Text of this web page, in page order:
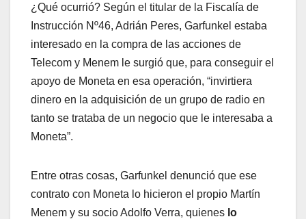
¿Qué ocurrió? Según el titular de la Fiscalía de
Instrucción Nº46, Adrián Peres, Garfunkel estaba
interesado en la compra de las acciones de
Telecom y Menem le surgió que, para conseguir el
apoyo de Moneta en esa operación, “invirtiera
dinero en la adquisición de un grupo de radio en
tanto se trataba de un negocio que le interesaba a
Moneta”.
Entre otras cosas, Garfunkel denunció que ese
contrato con Moneta lo hicieron el propio Martín
Menem y su socio Adolfo Verra, quienes lo